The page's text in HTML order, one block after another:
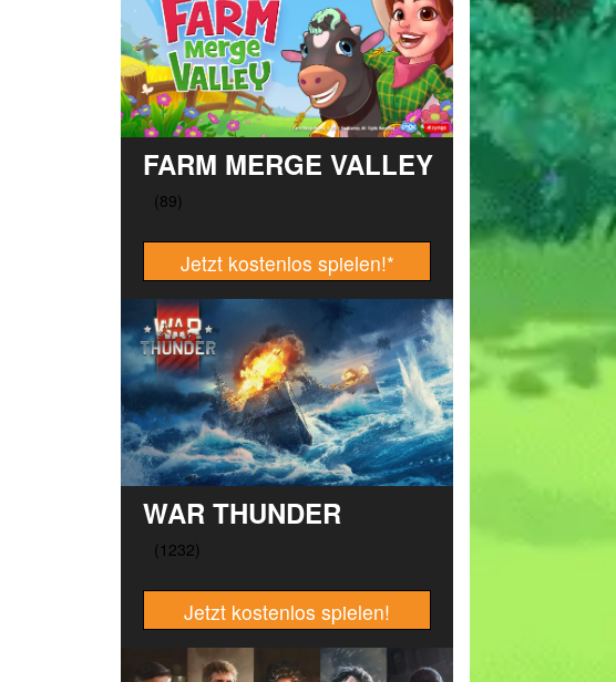
FARM MERGE VALLEY
Jetzt kostenlos spielen!*
WAR THUNDER
Jetzt kostenlos spielen!